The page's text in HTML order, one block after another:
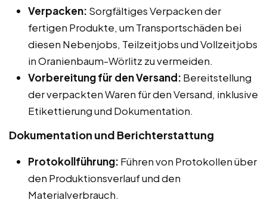
Verpacken: Sorgfältiges Verpacken der
fertigen Produkte, um Transportschäden bei
diesen Nebenjobs, Teilzeitjobs und Vollzeitjobs
in Oranienbaum-Wörlitz zu vermeiden.
Vorbereitung für den Versand: Bereitstellung
der verpackten Waren für den Versand, inklusive
Etikettierung und Dokumentation.
Dokumentation und Berichterstattung
Protokollführung: Führen von Protokollen über
den Produktionsverlauf und den
Materialverbrauch.